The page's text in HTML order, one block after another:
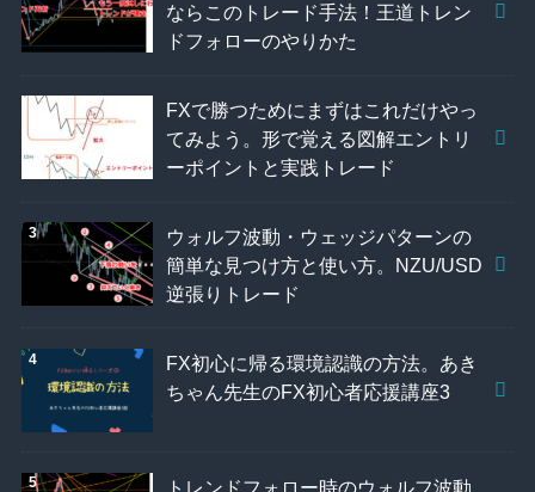
ならこのトレード手法！王道トレン
ドフォローのやりかた
FXで勝つためにまずはこれだけやっ
てみよう。形で覚える図解エントリ
ーポイントと実践トレード
ウォルフ波動・ウェッジパターンの
簡単な見つけ方と使い方。NZU/USD
逆張りトレード
FX初心に帰る環境認識の方法。あき
ちゃん先生のFX初心者応援講座3
トレンドフォロー時のウォルフ波動